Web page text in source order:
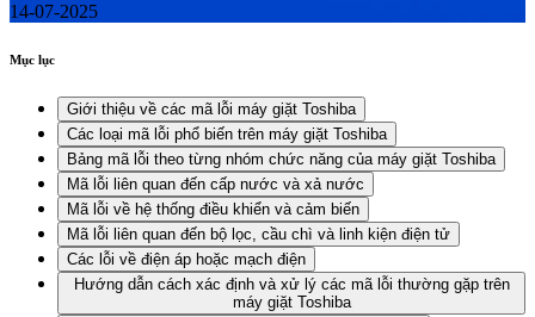
14-07-2025
Mục lục
Giới thiệu về các mã lỗi máy giặt Toshiba
Các loại mã lỗi phổ biến trên máy giặt Toshiba
Bảng mã lỗi theo từng nhóm chức năng của máy giặt Toshiba
Mã lỗi liên quan đến cấp nước và xả nước
Mã lỗi về hệ thống điều khiển và cảm biến
Mã lỗi liên quan đến bộ lọc, cầu chì và linh kiện điện tử
Các lỗi về điện áp hoặc mạch điện
Hướng dẫn cách xác định và xử lý các mã lỗi thường gặp trên
máy giặt Toshiba